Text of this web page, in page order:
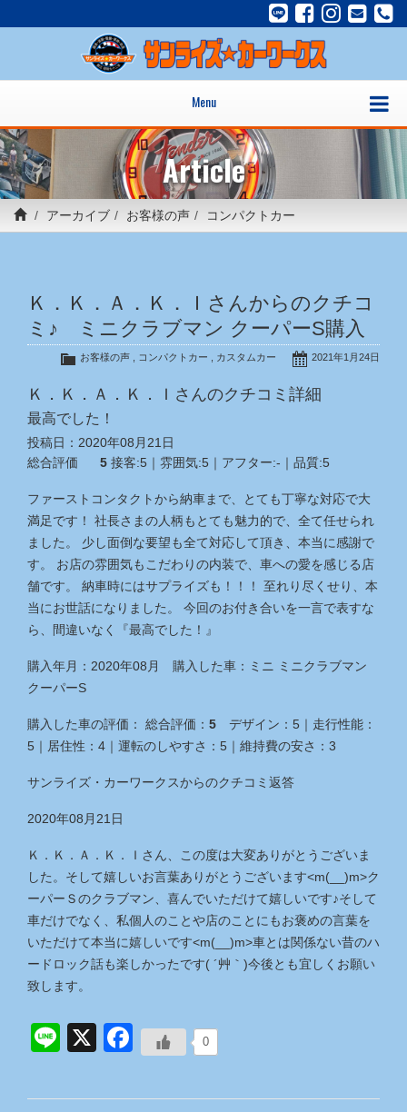
Menu
Article
アーカイブ お客様の声 コンパクトカー
Ｋ．Ｋ．Ａ．Ｋ．Ｉさんからのクチコ
ミ♪ ミニクラブマン クーパーS購入
2021年1月24日
お客様の声 コンパクトカー カスタムカー
Ｋ．Ｋ．Ａ．Ｋ．Ｉさんのクチコミ詳細
最高でした！
投稿日： 2020年08月21日
総合評価
5 接客:5 ｜雰囲気:5 ｜アフター:‐ ｜品質:5
ファーストコンタクトから納車まで、とても丁寧な対応で大
満足です！ 社長さまの人柄もとても魅力的で、全て任せられ
ました。 少し面倒な要望も全て対応して頂き、本当に感謝で
す。 お店の雰囲気もこだわりの内装で、車への愛を感じる店
舗です。 納車時にはサプライズも！！！ 至れり尽くせり、本
当にお世話になりました。 今回のお付き合いを一言で表すな
ら、間違いなく『最高でした！』
購入年月： 2020年08月 購入した車： ミニ ミニクラブマン
クーパーS
購入した車の評価： 総合評価： 5 デザイン： 5 ｜ 走行性能：
5 ｜ 居住性： 4 ｜ 運転のしやすさ： 5 ｜ 維持費の安さ： 3
サンライズ・カーワークスからのクチコミ返答
2020年08月21日
Ｋ．Ｋ．Ａ．Ｋ．Ｉさん、この度は大変ありがとうございま
した。そして嬉しいお言葉ありがとうございます<m(__)m>ク
ーパーＳのクラブマン、喜んでいただけて嬉しいです♪そして
車だけでなく、私個人のことや店のことにもお褒めの言葉を
いただけて本当に嬉しいです<m(__)m>車とは関係ない昔のハ
ードロック話も楽しかったです( ´艸｀)今後とも宜しくお願い
致します。
0
Line
X Facebook